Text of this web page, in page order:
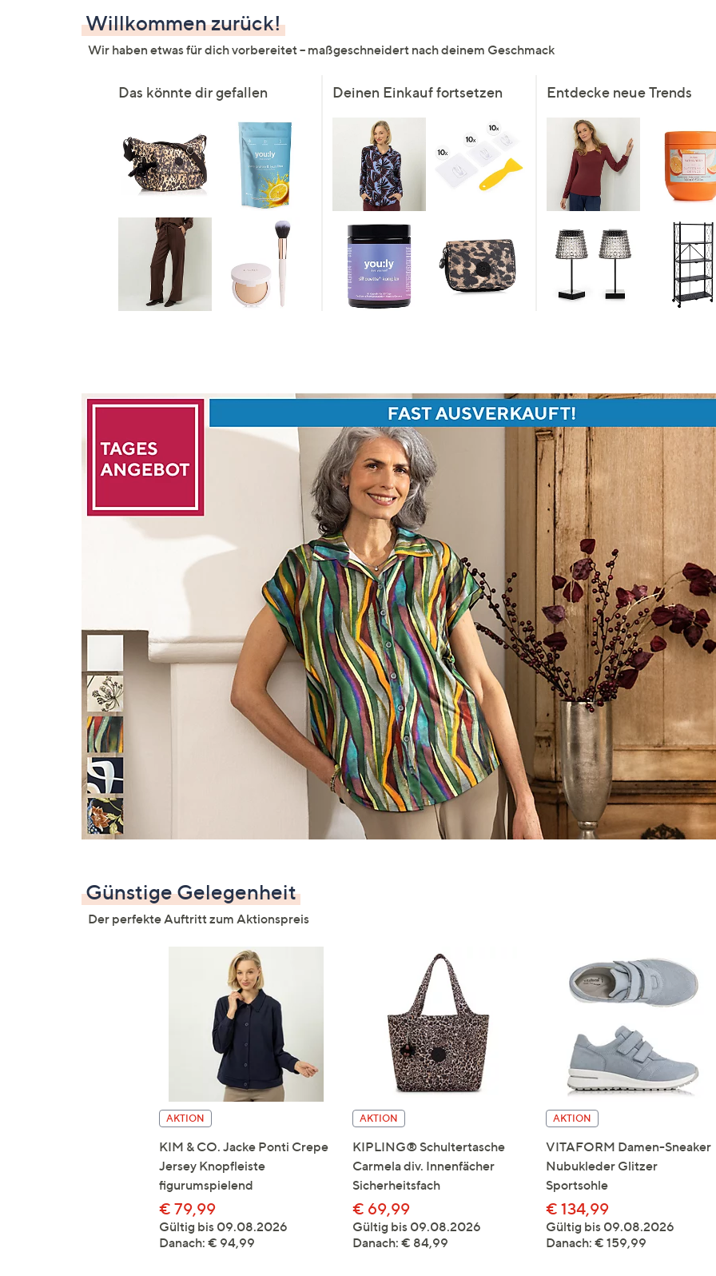
Touch-
nach
bzw.
rechts,
um
diese
anzuzeigen.
Willkommen zurück!
Wir haben etwas für dich vorbereitet – maßgeschneidert nach deinem Geschmack
Das könnte dir gefallen Deinen Einkauf fortsetzen Entdecke neue Trends
Günstige Gelegenheit
Der perfekte Auftritt zum Aktionspreis
AKTION
KIM & CO. Jacke Ponti Crepe
Jersey Knopfleiste
figurumspielend
€ 79,99
Gültig bis 09.08.2026
Danach: € 94,99
AKTION
KIPLING® Schultertasche
Carmela div. Innenfächer
Sicherheitsfach
€ 69,99
Gültig bis 09.08.2026
Danach: € 84,99
AKTION
VITAFORM Damen-Sneaker
Nubukleder Glitzer
Sportsohle
€ 134,99
Gültig bis 09.08.2026
Danach: € 159,99